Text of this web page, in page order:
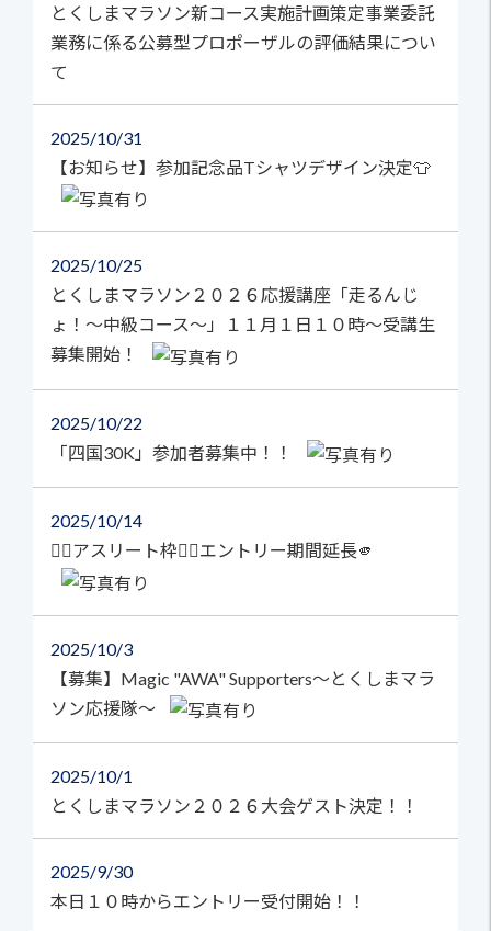
とくしまマラソン新コース実施計画策定事業委託
業務に係る公募型プロポーザルの評価結果につい
て
2025 10/31
【お知らせ】参加記念品Tシャツデザイン決定👕
2025 10/25
とくしまマラソン２０２６応援講座「走るんじ
ょ！～中級コース～」１１月１日１０時～受講生
募集開始！
2025 10/22
「四国30K」参加者募集中！！
2025 10/14
🏃‍♀️アスリート枠🏃‍♂️エントリー期間延長🫵
2025 10/3
【募集】Magic "AWA" Supporters～とくしまマラ
ソン応援隊～
2025 10/1
とくしまマラソン２０２６大会ゲスト決定！！
2025 9/30
本日１０時からエントリー受付開始！！